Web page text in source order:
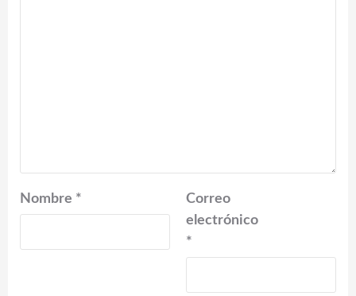
Nombre *
Correo
electrónico
*